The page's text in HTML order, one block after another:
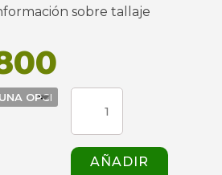
sobre tallaje
GIORGIO
NEGRA
GIBLOR'S
cantidadAÑADIR